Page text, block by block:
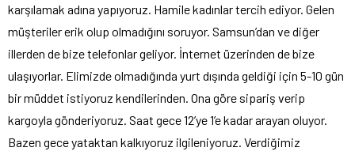
karşılamak adına yapıyoruz. Hamile kadınlar tercih ediyor. Gelen
müşteriler erik olup olmadığını soruyor. Samsun’dan ve diğer
illerden de bize telefonlar geliyor. İnternet üzerinden de bize
ulaşıyorlar. Elimizde olmadığında yurt dışında geldiği için 5-10 gün
bir müddet istiyoruz kendilerinden. Ona göre sipariş verip
kargoyla gönderiyoruz. Saat gece 12’ye 1’e kadar arayan oluyor.
Bazen gece yataktan kalkıyoruz ilgileniyoruz. Verdiğimiz